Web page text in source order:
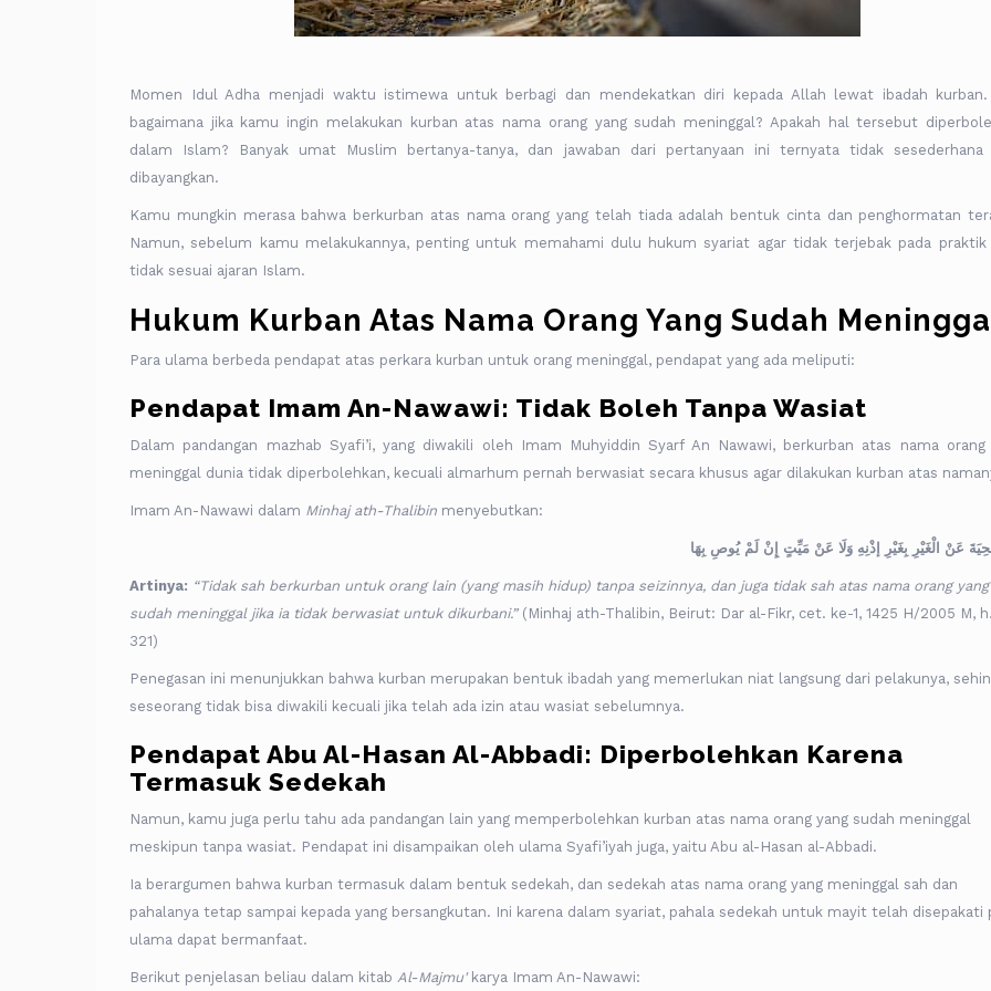
Momen Idul Adha menjadi waktu istimewa untuk berbagi dan mendekatkan diri kepada Allah lewat ibadah kurban.
bagaimana jika kamu ingin melakukan kurban atas nama orang yang sudah meninggal? Apakah hal tersebut
dalam Islam? Banyak umat Muslim bertanya-tanya, dan jawaban dari pertanyaan ini ternyata tidak sesederhana
dibayangkan.
Kamu mungkin merasa bahwa berkurban atas nama orang yang telah tiada adalah bentuk cinta dan penghormatan
Namun, sebelum kamu melakukannya, penting untuk memahami dulu hukum syariat agar tidak terjebak pada praktik
tidak sesuai ajaran Islam.
Hukum Kurban Atas Nama Orang Yang Sudah
Para ulama berbeda pendapat atas perkara kurban untuk orang meninggal, pendapat yang ada meliputi:
Pendapat Imam An-Nawawi: Tidak Boleh Tanpa Wasiat
Dalam pandangan mazhab Syafi’i, yang diwakili oleh Imam Muhyiddin Syarf An Nawawi, berkurban atas nama orang
meninggal dunia tidak diperbolehkan, kecuali almarhum pernah berwasiat secara khusus agar dilakukan kurban atas
Imam An-Nawawi dalam Minhaj ath-Thalibin menyebutkan:
عَنْ الْغَيْرِ بِغَيْرِ إذْنِهِ وَلَا عَنْ مَيِّتٍ إِنْ لَمْ يُوصِ بِهَا
Artinya: “Tidak sah berkurban untuk orang lain (yang masih hidup) tanpa seizinnya, dan juga tidak sah atas nama orang yang
sudah meninggal jika ia tidak berwasiat untuk dikurbani.” (Minhaj ath-Thalibin, Beirut: Dar al-Fikr, cet. ke-1, 1425 H/2005 M, h.
321)
Penegasan ini menunjukkan bahwa kurban merupakan bentuk ibadah yang memerlukan niat langsung dari pelakunya,
seseorang tidak bisa diwakili kecuali jika telah ada izin atau wasiat sebelumnya.
Pendapat Abu Al-Hasan Al-Abbadi: Diperbolehkan Karena
Termasuk Sedekah
Namun, kamu juga perlu tahu ada pandangan lain yang memperbolehkan kurban atas nama orang yang sudah meninggal
meskipun tanpa wasiat. Pendapat ini disampaikan oleh ulama Syafi’iyah juga, yaitu Abu al-Hasan al-Abbadi.
Ia berargumen bahwa kurban termasuk dalam bentuk sedekah, dan sedekah atas nama orang yang meninggal sah dan
pahalanya tetap sampai kepada yang bersangkutan. Ini karena dalam syariat, pahala sedekah untuk mayit telah disepakati
ulama dapat bermanfaat.
Berikut penjelasan beliau dalam kitab Al-Majmu'karya Imam An-Nawawi: